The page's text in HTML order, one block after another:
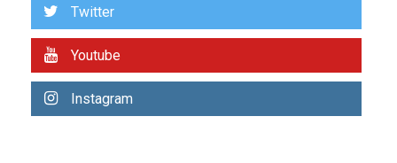
1
TITULARES
ÚLTIMA HORA
nuevo presidente de
Twitter
Youtube
Instagram